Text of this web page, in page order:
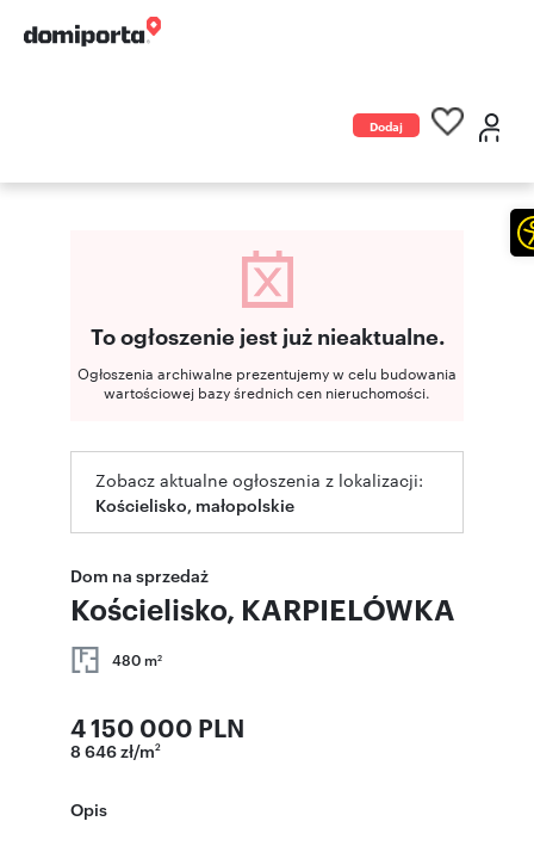
Dodaj
To ogłoszenie jest już nieaktualne.
Ogłoszenia archiwalne prezentujemy w celu budowania
wartościowej bazy średnich cen nieruchomości.
Zobacz aktualne ogłoszenia z lokalizacji:
Kościelisko, małopolskie
Dom na sprzedaż
Kościelisko, KARPIELÓWKA
480 m2
4 150 000 PLN
8 646 zł/m2
Opis